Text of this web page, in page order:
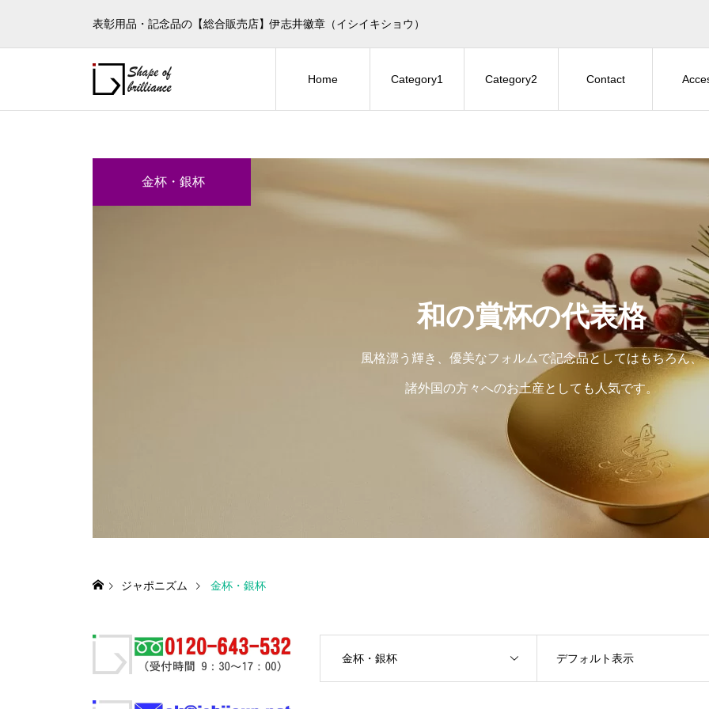
表彰用品・記念品の【総合販売店】伊志井徽章（イシイキショウ）
Home Category1 Category2 Contact
和の賞杯の代表格
風格漂う輝き、優美なフォルムで記念品としてはもちろん、
諸外国の方々へのお土産としても人気です。
金杯・銀杯
ジャポニズム 金杯・銀杯
金杯・銀杯 デフォルト表示